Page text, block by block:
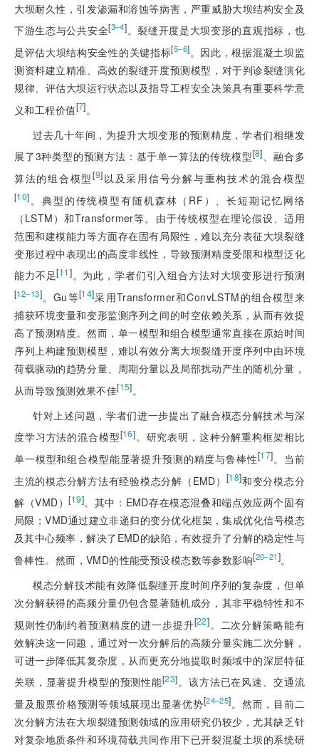
大坝耐久性，引发渗漏和溶蚀等病害，严重威胁大坝结构安全及
下游生态与公共安全[3‒4]。裂缝开度是大坝变形的直观指标，也
是评估大坝结构安全性的关键指标[5‒6]。因此，根据混凝土坝监
测资料建立精准、高效的裂缝开度预测模型，对于判诊裂缝演化
规律、评估大坝运行状态以及指导工程安全决策具有重要科学意
义和工程价值[7]。
过去几十年间，为提升大坝变形的预测精度，学者们相继发
展了3种类型的预测方法：基于单一算法的传统模型[8]、融合多
算法的组合模型[9]以及采用信号分解与重构技术的混合模型
[10] 。典型的传统模型有随机森林（RF）、长短期记忆网络
（LSTM）和Transformer等。由于传统模型在理论假设、适用
范围和建模能力等方面存在固有局限性，难以充分表征大坝裂缝
变形过程中表现出的高度非线性，导致预测精度受限和模型泛化
能力不足[11]。为此，学者们引入组合方法对大坝变形进行预测
[12‒13]。Gu等[14]采用Transformer和ConvLSTM的组合模型来
捕获环境变量和变形监测序列之间的时空依赖关系，从而有效提
高了预测精度。然而，单一模型和组合模型通常直接在原始时间
序列上构建预测模型，难以有效分离大坝裂缝开度序列中由环境
荷载驱动的趋势分量、周期分量以及局部扰动产生的随机分量，
从而导致预测效果不佳[15]。
针对上述问题，学者们进一步提出了融合模态分解技术与深
度学习方法的混合模型[16]。研究表明，这种分解重构框架相比
单一模型和组合模型能显著提升预测的精度与鲁棒性[17]。当前
主流的模态分解方法有经验模态分解（EMD） [18]和变分模态分
解（VMD）[19]。其中：EMD存在模态混叠和端点效应两个固有
局限；VMD通过建立非递归的变分优化框架，集成优化信号模态
及其中心频率，解决了EMD的缺陷，有效提升了分解的稳定性与
鲁棒性。然而，VMD的性能受预设模态数等参数影响[20‒21]。
模态分解技术能有效降低裂缝开度时间序列的复杂度，但单
次分解获得的高频分量仍包含显著随机成分，其非平稳特性和不
规则性仍制约着预测精度的进一步提升[22]。二次分解策略能有
效解决这一问题，通过对一次分解后的高频分量实施二次分解，
可进一步降低其复杂度，从而更充分地提取时频域中的深层特征
关联，显著提升模型的预测性能[23]。该方法已在风速、交通流
量及股票价格预测等领域展现出显著优势[24‒25]。然而，目前二
次分解方法在大坝裂缝预测领域的应用研究仍较少，尤其缺乏针
对复杂地质条件和环境荷载共同作用下已开裂混凝土坝的系统研